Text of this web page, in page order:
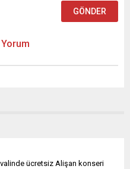
ücretsiz Alişan konseri